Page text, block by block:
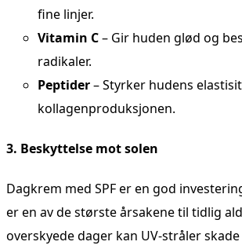
fine linjer.
Vitamin C– Gir huden glød og
radikaler.
Peptider– Styrker hudens
kollagenproduksjonen.
3. Beskyttelse mot solen
Dagkrem med SPF er en god
er en av de største årsakene til tidlig
overskyede dager kan UV-stråler